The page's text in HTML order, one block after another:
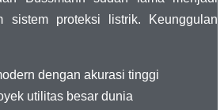
sistem proteksi listrik. Keunggulan
dengan akurasi tinggi
utilitas besar dunia